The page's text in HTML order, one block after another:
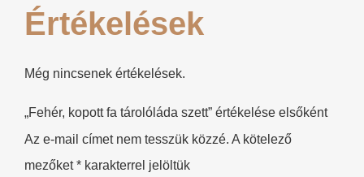
Értékelések
Még nincsenek értékelések.
„Fehér, kopott fa tárolóláda szett” értékelése elsőként
Az e-mail címet nem tesszük közzé. A kötelező
mezőket* karakterrel jelöltük